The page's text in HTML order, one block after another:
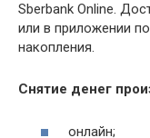
Sberbank Online.
или в приложении
накопления.
Снятие денег
онлайн;